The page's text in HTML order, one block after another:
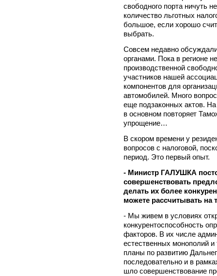
свободного порта ничуть
количество льготных
большое, если хорошо
выбрать.
Совсем недавно
органами. Пока в регионе
производственной
участников нашей
компонентов для
автомобилей. Много
еще подзаконных актов.
в основном повторяет
упрощение…
В скором времени у
вопросов с налоговой,
период. Это первый опыт.
- Министр ГАЛУШКА
совершенствовать
делать их более
можете рассчитывать
- Мы живем в условиях
конкурентоспособность
факторов. В их числе
естественных монополий
планы по развитию
последовательно и в
шло совершенствование